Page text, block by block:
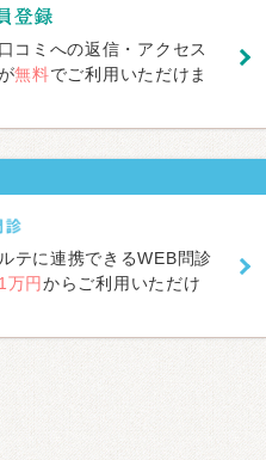
コミへの返信・アクセス
無料でご利用いただけま
テに連携できるWEB問診
万円からご利用いただけ